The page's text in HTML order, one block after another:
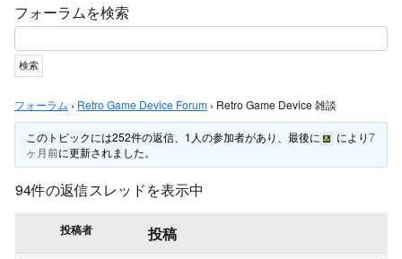
フォーラムを検索
フォーラム › Retro Game Device Forum › Retro Game Device 雑談
このトピックには252件の返信、1人の参加者があり、最後に により7
ヶ月前に更新されました。
94件の返信スレッドを表示中
投稿者 投稿